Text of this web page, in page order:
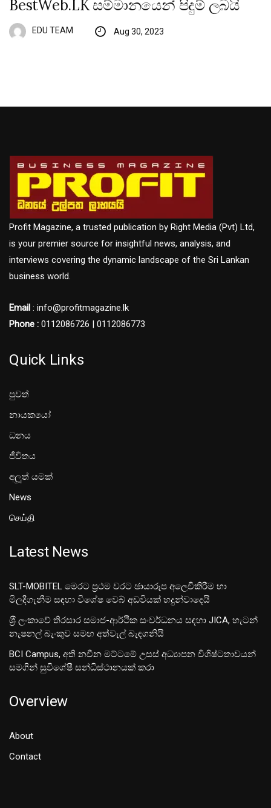
BestWeb.LK සම්මානයෙන් පිදුම් ලබයි
EDU TEAM Aug 30, 2023
Profit Magazine, a trusted publication by Right Media (Pvt) Ltd,
is your premier source for insightful news, analysis, and
interviews covering the dynamic landscape of the Sri Lankan
business world.
Email : info@profitmagazine.lk
Phone : 0112086726 | 0112086773
Quick Links
පුවත්
නායකයෝ
ධනය
ජීවිතය
අලූත් යමක්
News
செய்தி
Latest News
SLT-MOBITEL මෙරට ප්‍රථම වරට ඡායාරූප අලෙවිකිරීම හා
මිලදීගැනීම සඳහා විශේෂ වෙබ් අඩවියක් හදුන්වාදෙයි
ශ‍්‍රී ලංකාවේ තිරසාර සමාජ-ආර්ථික සංවර්ධනය සඳහා JICA, හැටන්
නැෂනල් බැංකුව සමඟ අත්වැල් බැඳගනියි
BCI Campus, අති නවීන මට්ටමේ උසස් අධ්‍යාපන විශිෂ්ටතාවයන්
සමගින් සුවිශේෂී සන්ධිස්ථානයක් කරා
Overview
About
Contact